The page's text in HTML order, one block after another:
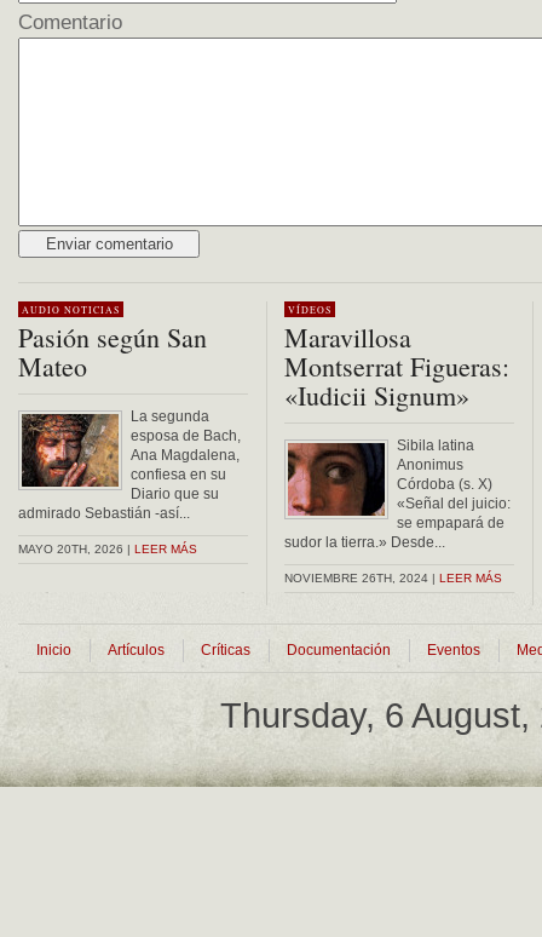
Comentario
AUDIO NOTICIAS
Pasión según San
Mateo
La segunda
esposa de Bach,
Ana Magdalena,
confiesa en su
Diario que su
admirado Sebastián -así...
MAYO 20TH, 2026 | LEER MÁS
VÍDEOS
Maravillosa
Montserrat Figueras:
«Iudicii Signum»
Sibila latina
Anonimus
Córdoba (s. X)
«Señal del juicio:
se empapará de
sudor la tierra.» Desde...
NOVIEMBRE 26TH, 2024 | LEER MÁS
Inicio Artículos Críticas Documentación Eventos
Thursday, 6